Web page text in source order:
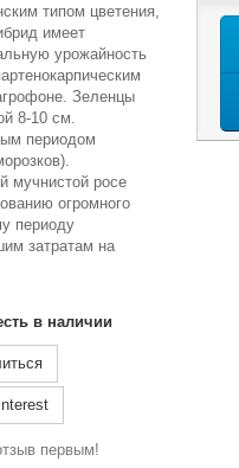
типом цветения,
имеет
урожайность
Зеленцы
8-10 см.
периодом
мучнистой росе
огромного
периоду
затратам на
в наличии
первым!